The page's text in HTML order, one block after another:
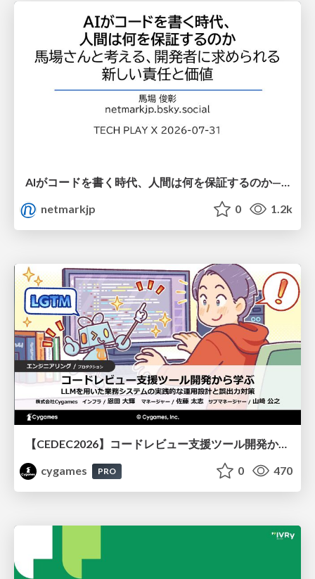
netmarkjp
0 1.2k
【CEDEC2026】コードレビュー支援ツール開発から学ぶ：LLMを用いた業務システムの実践的な運用設計と誤出力対策
cygames
PRO 0 470